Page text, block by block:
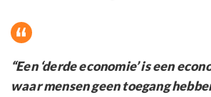
“Een ‘derde economie’ is een
waar mensen geen toegang